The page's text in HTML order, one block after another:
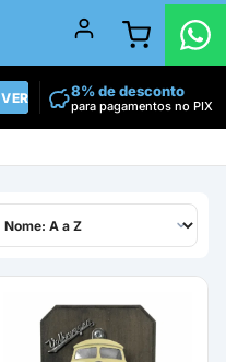
VER TODOS8% de desconto
para pagamentos no PIX